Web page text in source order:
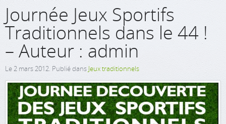
Journée Jeux Sportifs
Traditionnels dans le 44 !
– Auteur : admin
Le2 mars 2012. Publié dans Jeux traditionnels